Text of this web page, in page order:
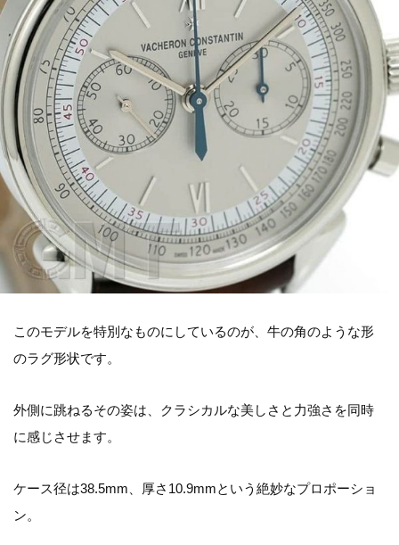
このモデルを特別なものにしているのが、牛の角のような形
のラグ形状です。
外側に跳ねるその姿は、クラシカルな美しさと力強さを同時
に感じさせます。
ケース径は38.5mm、厚さ10.9mmという絶妙なプロポーショ
ン。